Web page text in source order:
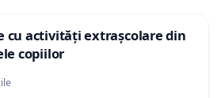
cu activități extrașcolare din
copiilor